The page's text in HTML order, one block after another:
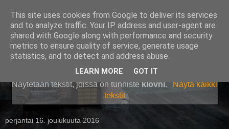
Pullollinen
Näytetään tekstit, joissa on tunniste klovni.
Näytä kaikki
tekstit
perjantai 16. joulukuuta 2016
This site uses cookies from Google to deliver its services
and to analyze traffic. Your IP address and user-agent are
shared with Google along with performance and security
metrics to ensure quality of service, generate usage
statistics, and to detect and address abuse.
LEARN MORE GOT IT